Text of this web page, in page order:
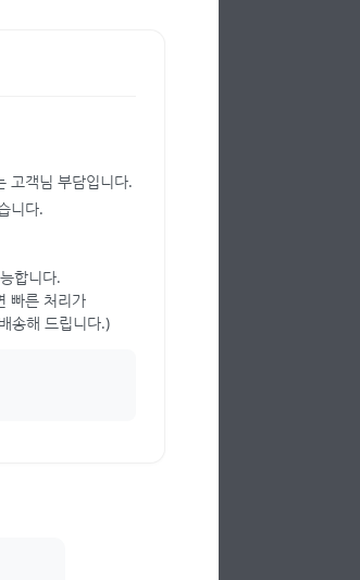
고객님 부담입니다.
니다.
합니다.
빠른 처리가
송해 드립니다.)